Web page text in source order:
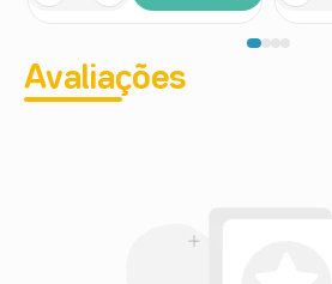
Avaliações